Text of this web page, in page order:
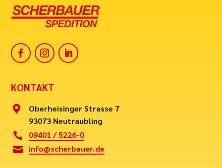
KONTAKT

Oberheisinger Strasse 7
93073 Neutraubling
 09401 / 5226-0
 info@scherbauer.de